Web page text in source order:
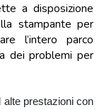
a disposizione
stampante per
l’intero parco
dei problemi per
alte prestazioni con